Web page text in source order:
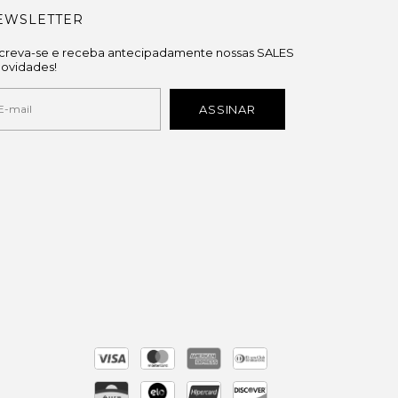
se e receba antecipadamente nossas SALES